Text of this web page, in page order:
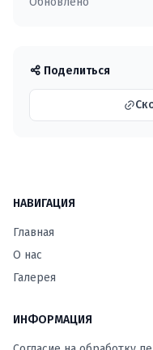
Поделиться
НАВИГАЦИЯ
Главная
О нас
Галерея
ИНФОРМАЦИЯ